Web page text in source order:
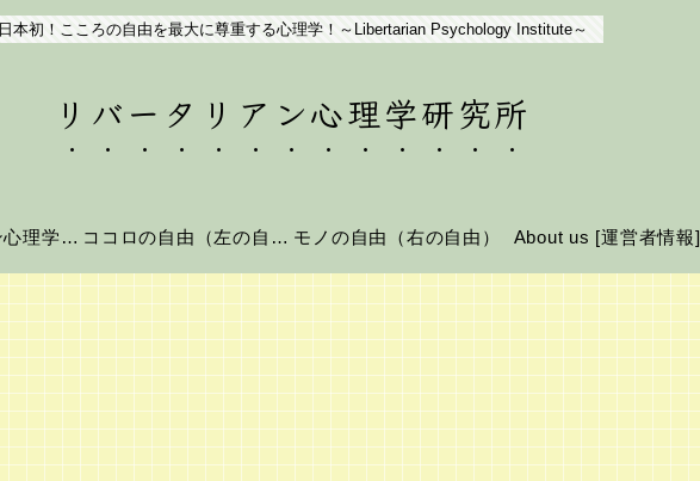
日本初！こころの自由を最大に尊重する心理学！～Libertarian Psychology Institute～
リバータリアン心理学研究所
リバータリアン心理学とは？ ココロの自由（左の自由） モノの自由（右の自由） About us [運営者情報]